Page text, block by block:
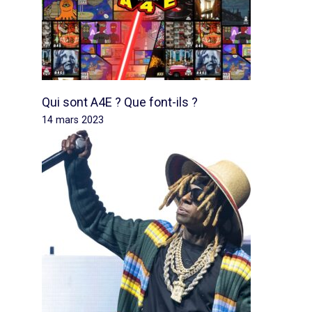
Qui sont A4E ? Que font-ils ?
14 mars 2023